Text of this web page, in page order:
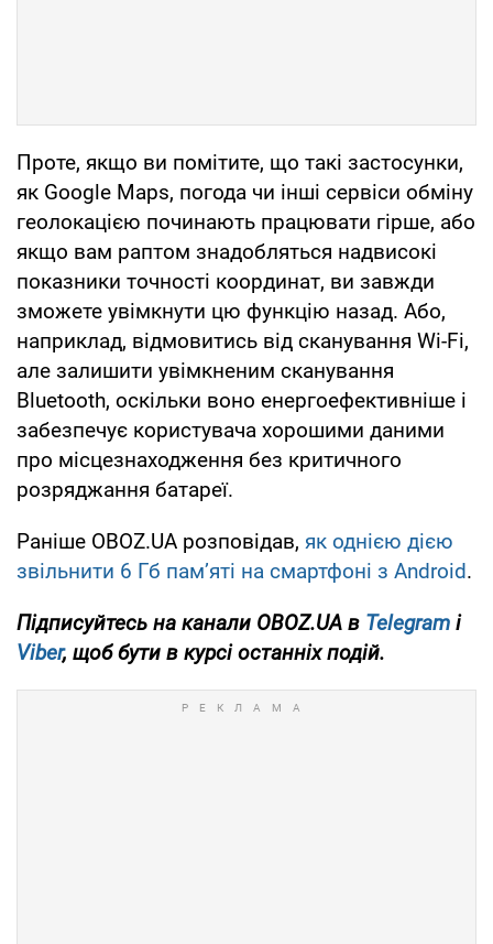
Проте, якщо ви помітите, що такі застосунки,
як Google Maps, погода чи інші сервіси обміну
геолокацією починають працювати гірше, або
якщо вам раптом знадобляться надвисокі
показники точності координат, ви завжди
зможете увімкнути цю функцію назад. Або,
наприклад, відмовитись від сканування Wi-Fi,
але залишити увімкненим сканування
Bluetooth, оскільки воно енергоефективніше і
забезпечує користувача хорошими даними
про місцезнаходження без критичного
розряджання батареї.
Раніше OBOZ.UA розповідав, як однією дією
звільнити 6 Гб пам’яті на смартфоні з Android.
Підписуйтесь на канали OBOZ.UA в Telegram і
Viber, щоб бути в курсі останніх подій.